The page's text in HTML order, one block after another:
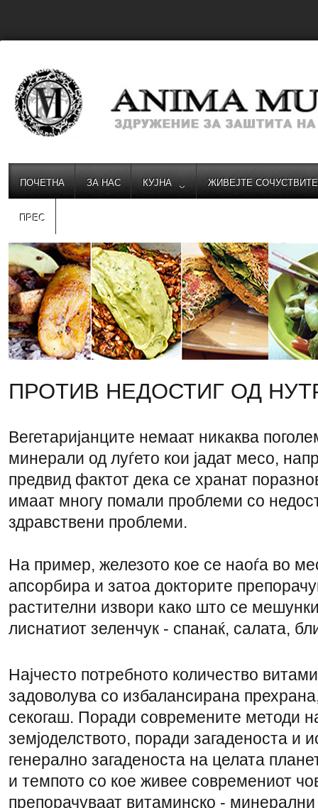
ПОЧЕТНА ЗА НАС КУЈНА ЖИВЕЈТЕ
ПРЕС
ПРОТИВ НЕДОСТИГ ОД
Вегетаријанците немаат никаква
минерали од луѓето кои јадат месо,
предвид фактот дека се хранат
имаат многу помали проблеми со
здравствени проблеми.
На пример, железото кое се наоѓа во
апсорбира и затоа докторите
растителни извори како што се
лиснатиот зеленчук - спанаќ, салата,
Најчесто потребното количество
задоволува со избалансирана
секогаш. Поради современите методи
земјоделството, поради загаденоста и
генерално загаденоста на целата
и темпото со кое живее современиот
препорачуваат витаминско -